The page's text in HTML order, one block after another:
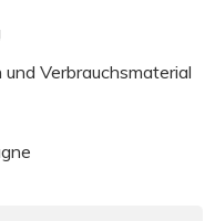
Verbrauchsmaterial